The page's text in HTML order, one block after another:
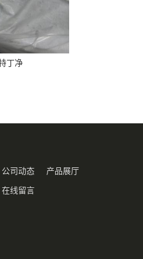
丁净
公司动态 产品展厅
在线留言